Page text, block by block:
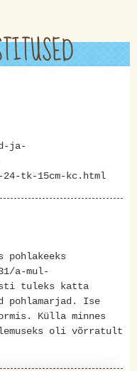
ja-
tk-15cm-kc.html
pohlakeeks
a-mul-
tuleks katta
pohlamarjad. Ise
Külla minnes
oli võrratult